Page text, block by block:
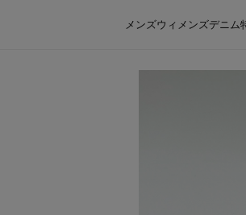
メンズウィメンズデニム